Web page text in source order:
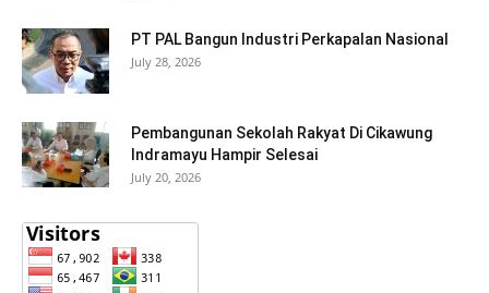
PT PAL Bangun Industri Perkapalan Nasional
July 28, 2026
Pembangunan Sekolah Rakyat Di Cikawung
Indramayu Hampir Selesai
July 20, 2026